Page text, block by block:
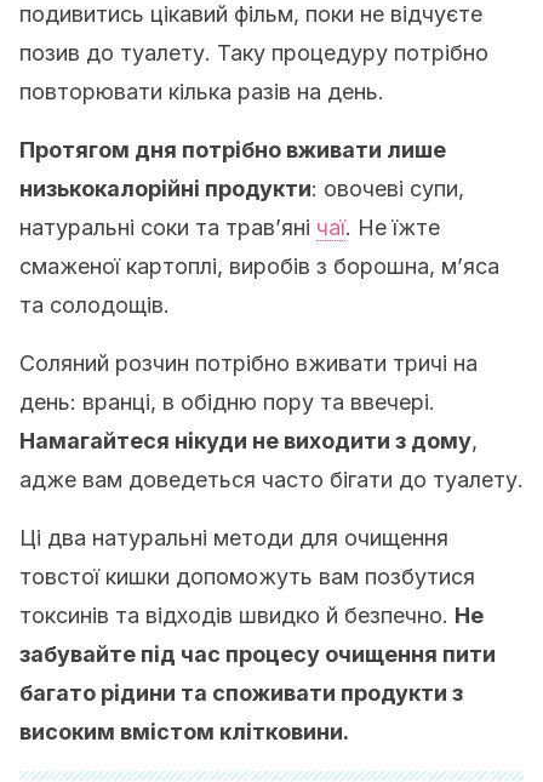
подивитись цікавий фільм, поки не відчуєте
позив до туалету. Таку процедуру потрібно
повторювати кілька разів на день.
Протягом дня потрібно вживати лише
низькокалорійні продукти: овочеві супи,
натуральні соки та трав’яні чаї. Не їжте
смаженої картоплі, виробів з борошна, м’яса
та солодощів.
Соляний розчин потрібно вживати тричі на
день: вранці, в обідню пору та ввечері.
Намагайтеся нікуди не виходити з дому,
адже вам доведеться часто бігати до туалету.
Ці два натуральні методи для очищення
товстої кишки допоможуть вам позбутися
токсинів та відходів швидко й безпечно. Не
забувайте під час процесу очищення пити
багато рідини та споживати продукти з
високим вмістом клітковини.